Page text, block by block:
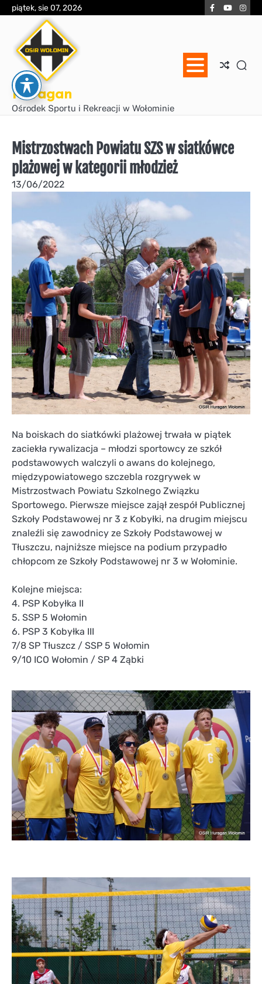
Skip
content
piątek, sie 07, 2026 Facebook
YouTube
Huragan
Ośrodek Sportu i Rekreacji w Wołominie
Mistrzostwach Powiatu SZS w siatkówce
plażowej w kategorii młodzież
13/06/2022
Na boiskach do siatkówki plażowej trwała w piątek
zaciekła rywalizacja – młodzi sportowcy ze szkół
podstawowych walczyli o awans do kolejnego,
międzypowiatowego szczebla rozgrywek w
Mistrzostwach Powiatu Szkolnego Związku
Sportowego. Pierwsze miejsce zajął zespół Publicznej
Szkoły Podstawowej nr 3 z Kobyłki, na drugim miejscu
znaleźli się zawodnicy ze Szkoły Podstawowej w
Tłuszczu, najniższe miejsce na podium przypadło
chłopcom ze Szkoły Podstawowej nr 3 w Wołominie.
Kolejne miejsca:
4. PSP Kobyłka II
5. SSP 5 Wołomin
6. PSP 3 Kobyłka III
7/8 SP Tłuszcz / SSP 5 Wołomin
9/10 ICO Wołomin / SP 4 Ząbki